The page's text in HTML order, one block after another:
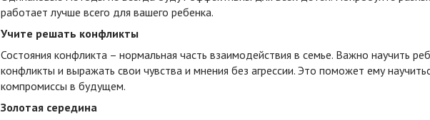
работает лучше всего для вашего ребенка.
Учите решать конфликты
Состояния конфликта – нормальная часть взаимодействия в семье. Важно научить
конфликты и выражать свои чувства и мнения без агрессии. Это поможет ему
компромиссы в будущем.
Золотая середина